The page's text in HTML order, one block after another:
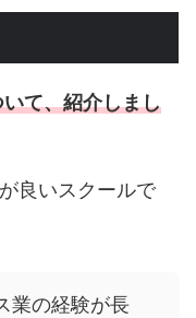
て、紹介しまし
良いスクールで
業の経験が長